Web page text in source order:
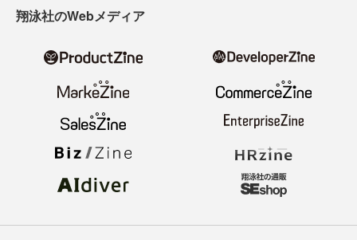
翔泳社のWebメディア